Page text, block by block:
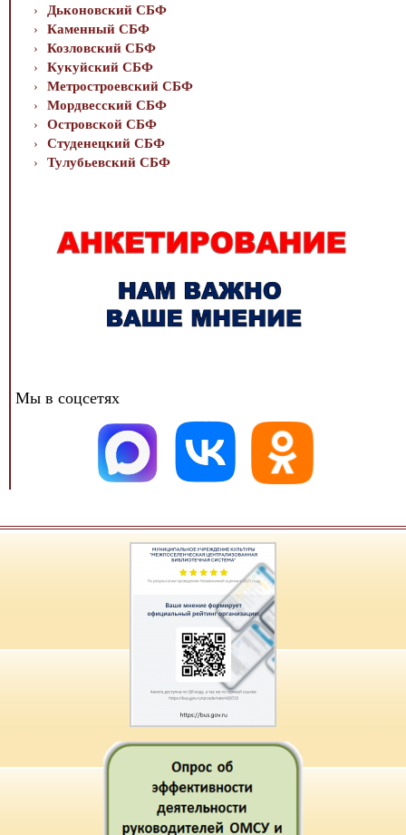
Дьконовский СБФ
Каменный СБФ
Козловский СБФ
Кукуйский СБФ
Метростроевский СБФ
Мордвесский СБФ
Островской СБФ
Студенецкий СБФ
Тулубьевский СБФ
Мы в соцсетях